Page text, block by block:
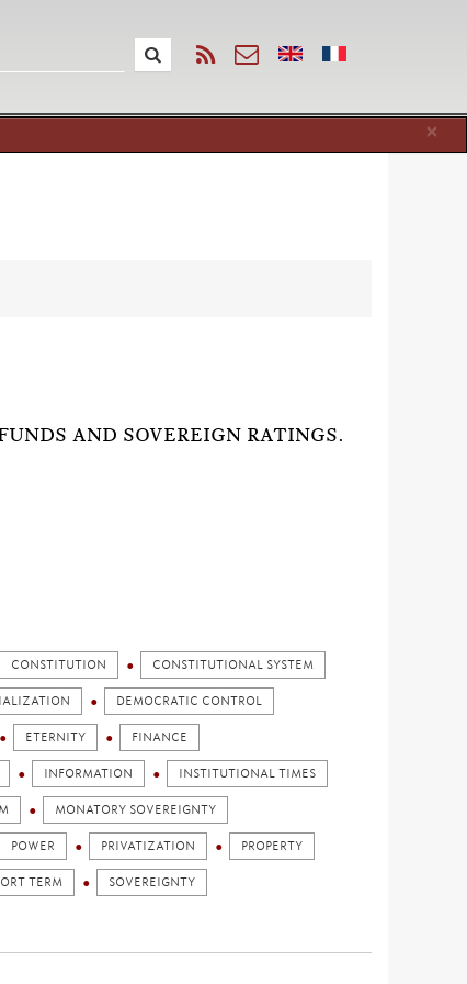
×
AND SOVEREIGN RATINGS.
CONSTITUTION CONSTITUTIONAL SYSTEM
DEMOCRATIC CONTROL
ETERNITY FINANCE
INFORMATION INSTITUTIONAL TIMES
MONATORY SOVEREIGNTY
POWER PRIVATIZATION PROPERTY
TERM SOVEREIGNTY